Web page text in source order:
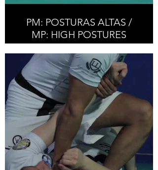
PM: POSTURAS ALTAS /
MP: HIGH POSTURES